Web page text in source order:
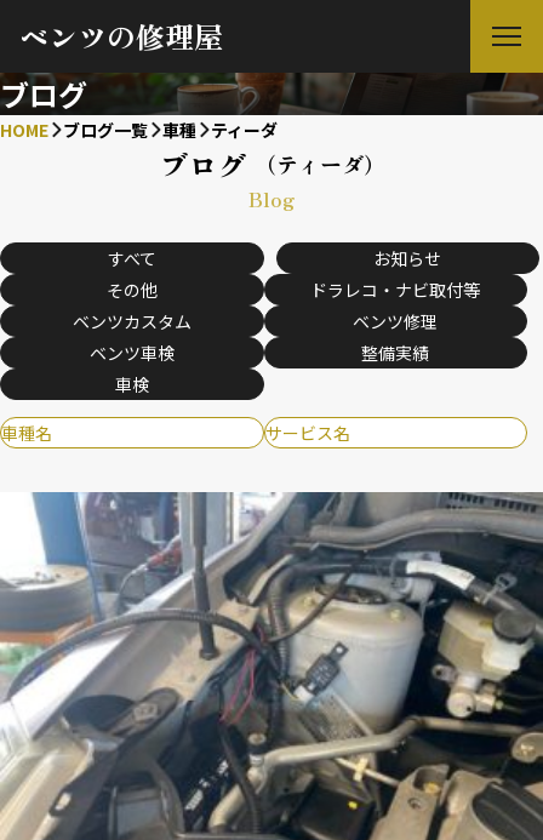
ベンツの修理屋
ブログ
HOME ブログ一覧 車種 ティーダ
ブログ （ティーダ）
Blog
すべて
お知らせ
その他
ドラレコ・ナビ取付等
ベンツカスタム
ベンツ修理
ベンツ車検
整備実績
車検